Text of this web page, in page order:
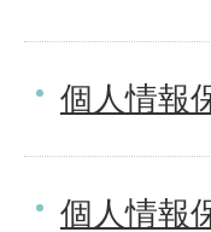
個人情報
個人情報